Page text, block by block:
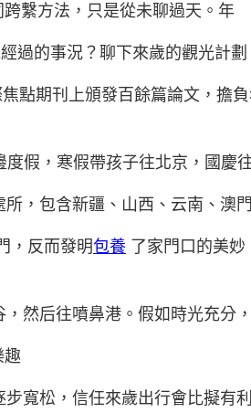
繫方法，只是從未聊過天。年
過的事況？聊下來歲的觀光計劃
點期刊上頒發百餘篇論文，
度假，寒假帶孩子往北京，國慶
，包含新疆、山西、云南、澳
，反而發明包養 了家門口的美
然后往噴鼻港。假如時光充分
趣
寬松，信任來歲出行會比擬有